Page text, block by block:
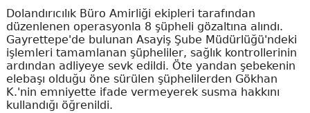
Dolandırıcılık Büro Amirliği ekipleri tarafından
düzenlenen operasyonla 8 şüpheli gözaltına alındı.
Gayrettepe'de bulunan Asayiş Şube Müdürlüğü'ndeki
işlemleri tamamlanan şüpheliler, sağlık kontrollerinin
ardından adliyeye sevk edildi. Öte yandan şebekenin
elebaşı olduğu öne sürülen şüphelilerden Gökhan
K.'nin emniyette ifade vermeyerek susma hakkını
kullandığı öğrenildi.